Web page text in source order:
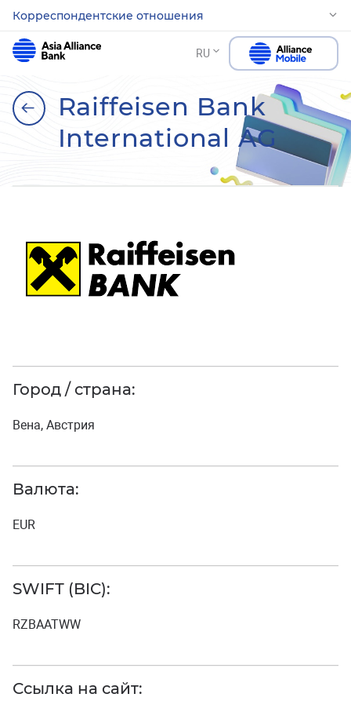
Корреспондентские отношения
RU
Raiffeisen Bank
International AG
Город / страна:
Вена, Австрия
Валюта:
EUR
SWIFT (BIC):
RZBAATWW
Ссылка на сайт: